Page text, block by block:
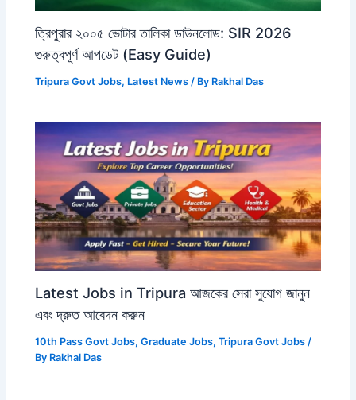
ত্রিপুরার ২০০৫ ভোটার তালিকা ডাউনলোড: SIR 2026
গুরুত্বপূর্ণ আপডেট (Easy Guide)
Tripura Govt Jobs, Latest News / By Rakhal Das
Latest Jobs in Tripura আজকের সেরা সুযোগ জানুন
এবং দ্রুত আবেদন করুন
10th Pass Govt Jobs,Graduate Jobs,Tripura Govt Jobs /
By Rakhal Das